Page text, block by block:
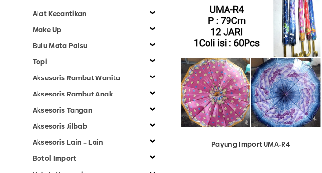
Alat Kecantikan
Make Up
Bulu Mata Palsu
Topi
Aksesoris Rambut Wanita
Aksesoris Rambut Anak
Aksesoris Tangan
Aksesoris Jilbab
Aksesoris Lain – Lain
Botol Import
Payung Import UMA-R4
View Detail View Detail